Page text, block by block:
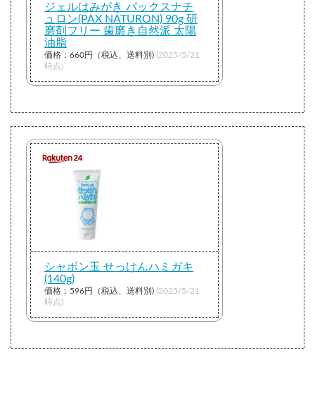
ジェルはみがき パックスナチ
ュロン(PAX NATURON) 90g 研
磨剤フリー 歯磨き自然派 太陽
油脂
価格：660円（税込、送料別) (2025/5/21
時点)
シャボン玉 せっけんハミガキ
(140g)
価格：596円（税込、送料別) (2025/5/21
時点)